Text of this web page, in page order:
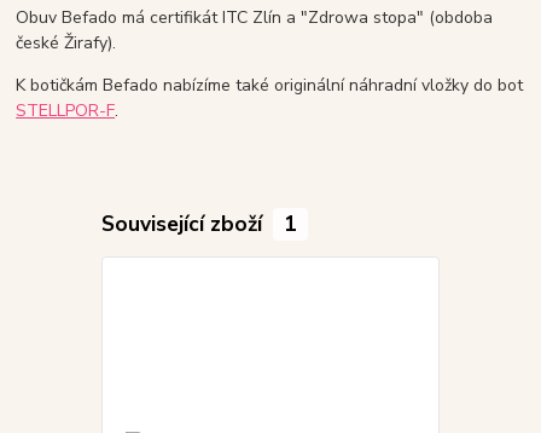
Obuv Befado má certifikát ITC Zlín a "Zdrowa stopa" (obdoba
české Žirafy).
K botičkám Befado nabízíme také originální náhradní vložky do bot
STELLPOR-F.
Související zboží 1